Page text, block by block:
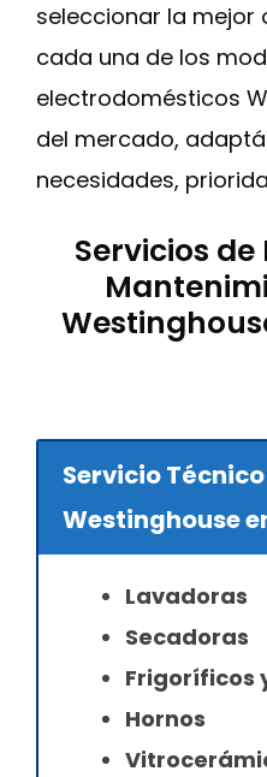
seleccionar la
cada una de los
electrodomésticos
del mercado,
necesidades,
Servicios
Servicio
Westinghouse
Lavadoras
Secadoras
Frigoríficos
Hornos